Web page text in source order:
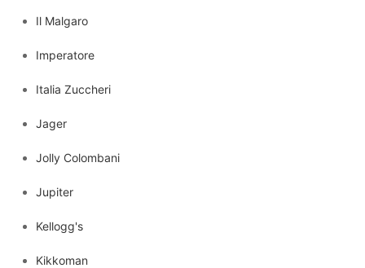
Il Malgaro
Imperatore
Italia Zuccheri
Jager
Jolly Colombani
Jupiter
Kellogg's
Kikkoman